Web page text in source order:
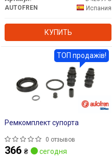
AUTOFREN
Испания
КУПИТЬ
Ремкомплект супорта
0 отзывов
366 ₴ сегодня
ТОП продажів!